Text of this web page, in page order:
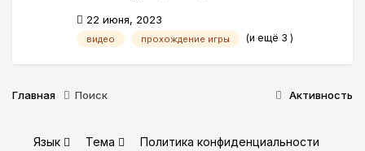
22 июня, 2023
видео прохождение игры (и ещё 3 )
Активность
Главная Поиск
Язык Тема
Политика конфиденциальности